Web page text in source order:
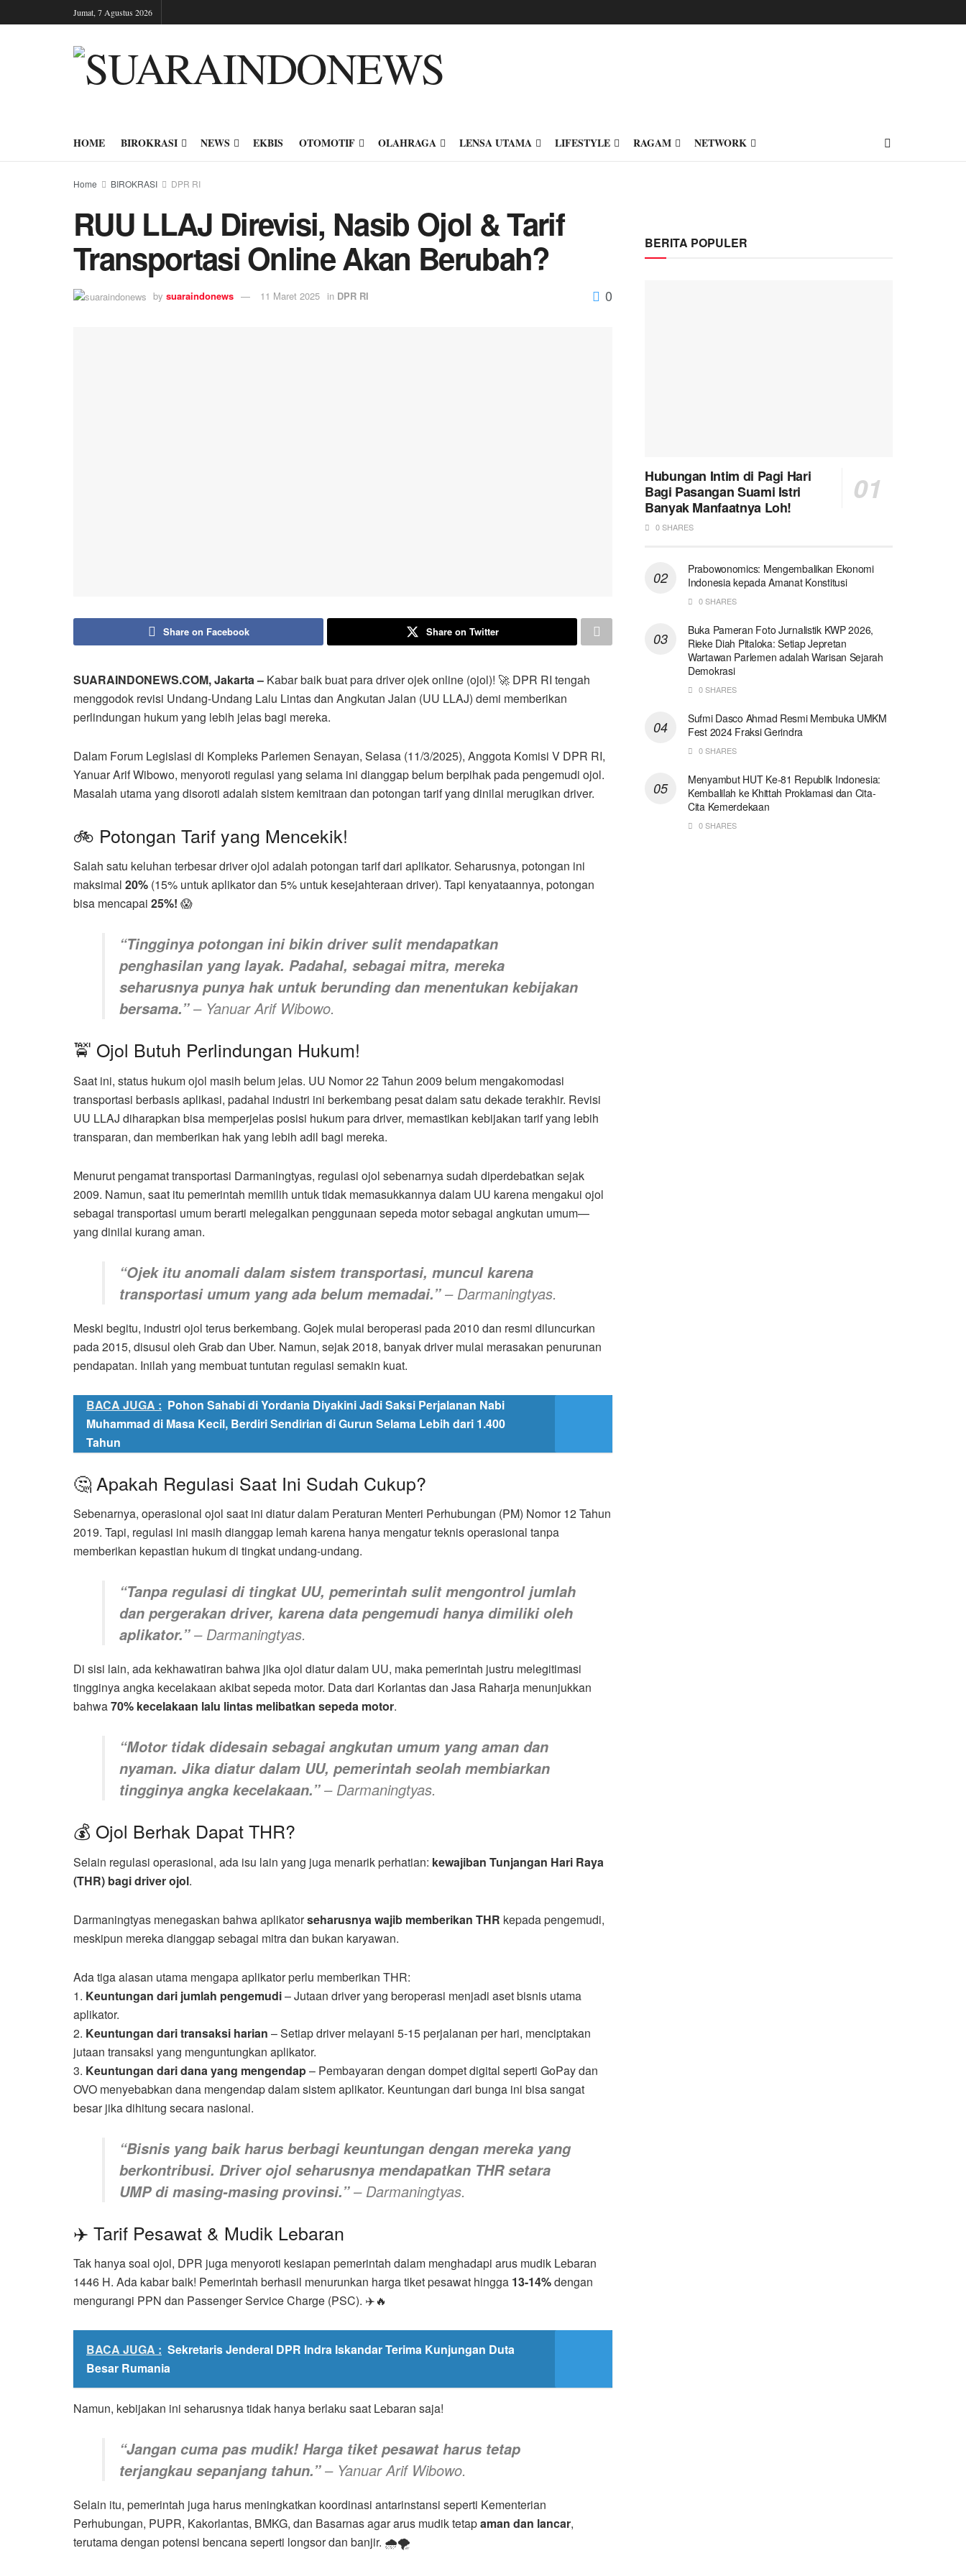
Jumat, 7 Agustus 2026
HOME BIROKRASI NEWS EKBIS OTOMOTIF OLAHRAGA LENSA UTAMA LIFESTYLE RAGAM NETWORK
Home BIROKRASI DPR RI
RUU LLAJ Direvisi, Nasib Ojol & Tarif
Transportasi Online Akan Berubah?
by suaraindonews 11 Maret 2025 in DPR RI 0
Share on Facebook Share on Twitter
SUARAINDONEWS.COM, Jakarta – Kabar baik buat para driver ojek online (ojol)! 🚀 DPR RI tengah
menggodok revisi Undang-Undang Lalu Lintas dan Angkutan Jalan (UU LLAJ) demi memberikan
perlindungan hukum yang lebih jelas bagi mereka.
Dalam Forum Legislasi di Kompleks Parlemen Senayan, Selasa (11/3/2025), Anggota Komisi V DPR RI,
Yanuar Arif Wibowo, menyoroti regulasi yang selama ini dianggap belum berpihak pada pengemudi ojol.
Masalah utama yang disoroti adalah sistem kemitraan dan potongan tarif yang dinilai merugikan driver.
🚲 Potongan Tarif yang Mencekik!
Salah satu keluhan terbesar driver ojol adalah potongan tarif dari aplikator. Seharusnya, potongan ini
maksimal 20% (15% untuk aplikator dan 5% untuk kesejahteraan driver). Tapi kenyataannya, potongan
bisa mencapai 25%! 😱
“Tingginya potongan ini bikin driver sulit mendapatkan
penghasilan yang layak. Padahal, sebagai mitra, mereka
seharusnya punya hak untuk berunding dan menentukan kebijakan
bersama.”– Yanuar Arif Wibowo.
🚖 Ojol Butuh Perlindungan Hukum!
Saat ini, status hukum ojol masih belum jelas. UU Nomor 22 Tahun 2009 belum mengakomodasi
transportasi berbasis aplikasi, padahal industri ini berkembang pesat dalam satu dekade terakhir. Revisi
UU LLAJ diharapkan bisa memperjelas posisi hukum para driver, memastikan kebijakan tarif yang lebih
transparan, dan memberikan hak yang lebih adil bagi mereka.
Menurut pengamat transportasi Darmaningtyas, regulasi ojol sebenarnya sudah diperdebatkan sejak
2009. Namun, saat itu pemerintah memilih untuk tidak memasukkannya dalam UU karena mengakui ojol
sebagai transportasi umum berarti melegalkan penggunaan sepeda motor sebagai angkutan umum—
yang dinilai kurang aman.
“Ojek itu anomali dalam sistem transportasi, muncul karena
transportasi umum yang ada belum memadai.”– Darmaningtyas.
Meski begitu, industri ojol terus berkembang. Gojek mulai beroperasi pada 2010 dan resmi diluncurkan
pada 2015, disusul oleh Grab dan Uber. Namun, sejak 2018, banyak driver mulai merasakan penurunan
pendapatan. Inilah yang membuat tuntutan regulasi semakin kuat.
BACA JUGA : Pohon Sahabi di Yordania Diyakini Jadi Saksi Perjalanan Nabi
Muhammad di Masa Kecil, Berdiri Sendirian di Gurun Selama Lebih dari 1.400
Tahun
🤔 Apakah Regulasi Saat Ini Sudah Cukup?
Sebenarnya, operasional ojol saat ini diatur dalam Peraturan Menteri Perhubungan (PM) Nomor 12 Tahun
2019. Tapi, regulasi ini masih dianggap lemah karena hanya mengatur teknis operasional tanpa
memberikan kepastian hukum di tingkat undang-undang.
“Tanpa regulasi di tingkat UU, pemerintah sulit mengontrol jumlah
dan pergerakan driver, karena data pengemudi hanya dimiliki oleh
aplikator.”– Darmaningtyas.
Di sisi lain, ada kekhawatiran bahwa jika ojol diatur dalam UU, maka pemerintah justru melegitimasi
tingginya angka kecelakaan akibat sepeda motor. Data dari Korlantas dan Jasa Raharja menunjukkan
bahwa70% kecelakaan lalu lintas melibatkan sepeda motor.
“Motor tidak didesain sebagai angkutan umum yang aman dan
nyaman. Jika diatur dalam UU, pemerintah seolah membiarkan
tingginya angka kecelakaan.”– Darmaningtyas.
💰 Ojol Berhak Dapat THR?
Selain regulasi operasional, ada isu lain yang juga menarik perhatian: kewajiban Tunjangan Hari Raya
(THR) bagi driver ojol.
Darmaningtyas menegaskan bahwa aplikatorseharusnya wajib memberikan THR kepada pengemudi,
meskipun mereka dianggap sebagai mitra dan bukan karyawan.
Ada tiga alasan utama mengapa aplikator perlu memberikan THR:
1. Keuntungan dari jumlah pengemudi– Jutaan driver yang beroperasi menjadi aset bisnis utama
aplikator.
2. Keuntungan dari transaksi harian – Setiap driver melayani 5-15 perjalanan per hari, menciptakan
jutaan transaksi yang menguntungkan aplikator.
3. Keuntungan dari dana yang mengendap– Pembayaran dengan dompet digital seperti GoPay dan
OVO menyebabkan dana mengendap dalam sistem aplikator. Keuntungan dari bunga ini bisa sangat
besar jika dihitung secara nasional.
“Bisnis yang baik harus berbagi keuntungan dengan mereka yang
berkontribusi. Driver ojol seharusnya mendapatkan THR setara
UMP di masing-masing provinsi.”– Darmaningtyas.
✈️ Tarif Pesawat & Mudik Lebaran
Tak hanya soal ojol, DPR juga menyoroti kesiapan pemerintah dalam menghadapi arus mudik Lebaran
1446 H. Ada kabar baik! Pemerintah berhasil menurunkan harga tiket pesawat hingga 13-14%dengan
mengurangi PPN dan Passenger Service Charge (PSC). ✈️🔥
BACA JUGA : Sekretaris Jenderal DPR Indra Iskandar Terima Kunjungan Duta
Besar Rumania
Namun, kebijakan ini seharusnya tidak hanya berlaku saat Lebaran saja!
“Jangan cuma pas mudik! Harga tiket pesawat harus tetap
terjangkau sepanjang tahun.”– Yanuar Arif Wibowo.
Selain itu, pemerintah juga harus meningkatkan koordinasi antarinstansi seperti Kementerian
Perhubungan, PUPR, Kakorlantas, BMKG, dan Basarnas agar arus mudik tetapaman dan lancar,
terutama dengan potensi bencana seperti longsor dan banjir. 🌧️🌪️
BERITA POPULER
Hubungan Intim di Pagi Hari
Bagi Pasangan Suami Istri
Banyak Manfaatnya Loh!
0 SHARES
Prabowonomics: Mengembalikan Ekonomi
Indonesia kepada Amanat Konstitusi
0 SHARES
Buka Pameran Foto Jurnalistik KWP 2026,
Rieke Diah Pitaloka: Setiap Jepretan
Wartawan Parlemen adalah Warisan Sejarah
Demokrasi
0 SHARES
Sufmi Dasco Ahmad Resmi Membuka UMKM
Fest 2024 Fraksi Gerindra
0 SHARES
Menyambut HUT Ke-81 Republik Indonesia:
Kembalilah ke Khittah Proklamasi dan Cita-
Cita Kemerdekaan
0 SHARES